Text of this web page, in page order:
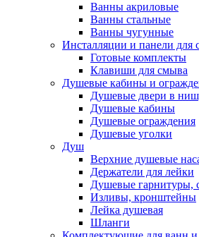
Ванны акриловые
Ванны стальные
Ванны чугунные
Инсталляции и панели для
Готовые комплекты
Клавиши для смыва
Душевые кабины и
Душевые двери в
Душевые кабины
Душевые ограждения
Душевые уголки
Душ
Верхние душевые
Держатели для лейки
Душевые гарнитуры,
Изливы, кронштейны
Лейка душевая
Шланги